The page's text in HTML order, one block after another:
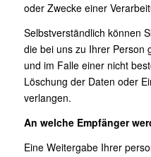
oder Zwecke einer
Selbstverständlich können
die bei uns zu Ihrer Person
und im Falle einer nicht
Löschung der Daten oder
verlangen.
An welche Empfänger
Eine Weitergabe Ihrer